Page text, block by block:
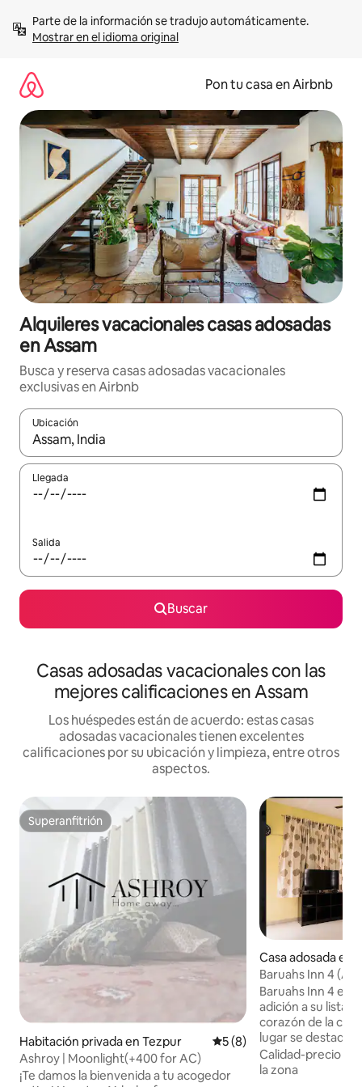
contenidoMostrar en el idioma original
Pon tu casa en Airbnb
Alquileres vacacionales casas adosadas
en Assam
Busca y reserva casas adosadas vacacionales
exclusivas en Airbnb
Ubicación
Cuando los resultados estén disponibles, navega con las
Llegada
Salida
Buscar
Casas adosadas vacacionales con las
mejores calificaciones en Assam
Los huéspedes están de acuerdo: estas casas
adosadas vacacionales tienen excelentes
calificaciones por su ubicación y limpieza, entre otros
aspectos.
Superanfitrión
Superanfitrión
Habitación privada en Tezpur Calificación promedio: 5
5 (8)
Ashroy | Moonlight(+400 for AC)
¡Te damos la bienvenida a tu acogedor
Casa adosada en
Baruahs Inn 4
terraza)
Baruahs Inn 4 es
adición a su lista
corazón de la
lugar se
una terraza
barbacoa y
Calidad-precio
la zona